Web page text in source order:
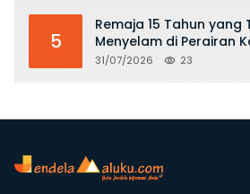
5
Remaja 15 Tahun
Menyelam di Perairan
Tanimbar Ditemukan
31/07/2026 23